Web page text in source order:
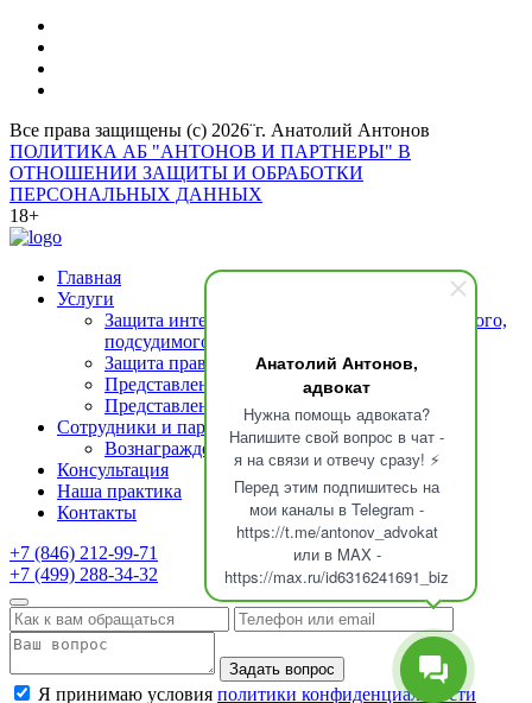
Анатолий Антонов,
адвокат
Нужна помощь адвоката?
Напишите свой вопрос в чат -
я на связи и отвечу сразу! ⚡
Перед этим подпишитесь на
мои каналы в Telegram -
https://t.me/antonov_advokat
или в MAX -
https://max.ru/id6316241691_biz
Все права защищены (с) 2026¨г. Анатолий Антонов
ПОЛИТИКА АБ "АНТОНОВ И ПАРТНЕРЫ" В
ОТНОШЕНИИ ЗАЩИТЫ И ОБРАБОТКИ
ПЕРСОНАЛЬНЫХ ДАННЫХ
18+
Главная
Услуги
Защита интересов подозреваемого (обвиняемого,
подсудимого)
Защита прав свидетелей
Представление интересов потерпевшего
Представление интересов осужденных
Сотрудники и партнеры
Вознаграждение адвоката
Консультация
Наша практика
Контакты
+7 (846) 212-99-71
+7 (499) 288-34-32
Задать вопрос
Я принимаю условия политики конфиденциальности